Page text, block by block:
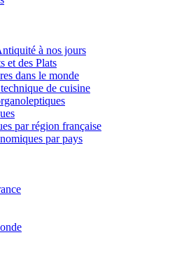
à nos jours
et des Plats
dans le monde
de cuisine
par région française
par pays